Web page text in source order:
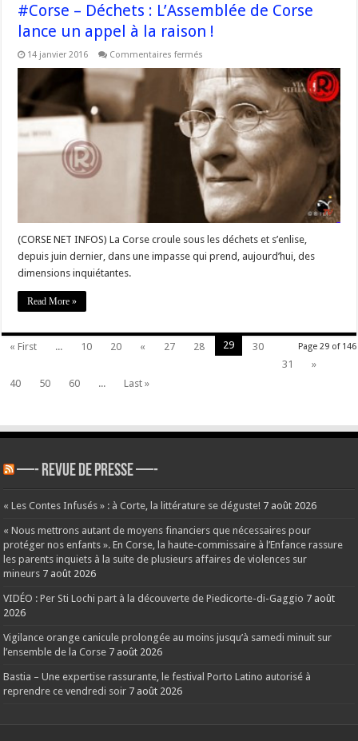
#Corse – Déchets : L’Assemblée de Corse
lance un appel à la raison !
14 janvier 2016 Commentaires fermés
–
Déchets
:
L’Assemblée
de
Corse
lance
un
appel
la
raison
!
(CORSE NET INFOS) La Corse croule sous les déchets et s’enlise,
depuis juin dernier, dans une impasse qui prend, aujourd’hui, des
dimensions inquiétantes.
Read More »
Page 29 of 146
« First ... 10 20 « 27 28 29
30
31
»
40
50 60 ... Last »
—- REVUE DE PRESSE —-
« Les Contes Infusés » : à Corte, la littérature se déguste! 7 août 2026
« Nous mettrons autant de moyens financiers que nécessaires pour
protéger nos enfants ». En Corse, la haute-commissaire à l’Enfance rassure
les parents inquiets à la suite de plusieurs affaires de violences sur
mineurs 7 août 2026
VIDÉO : Per Sti Lochi part à la découverte de Piedicorte-di-Gaggio 7 août
2026
Vigilance orange canicule prolongée au moins jusqu’à samedi minuit sur
l’ensemble de la Corse 7 août 2026
Bastia – Une expertise rassurante, le festival Porto Latino autorisé à
reprendre ce vendredi soir 7 août 2026